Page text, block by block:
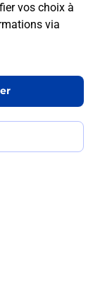
vos choix à
via
acheté
lettres
faire un
sans se